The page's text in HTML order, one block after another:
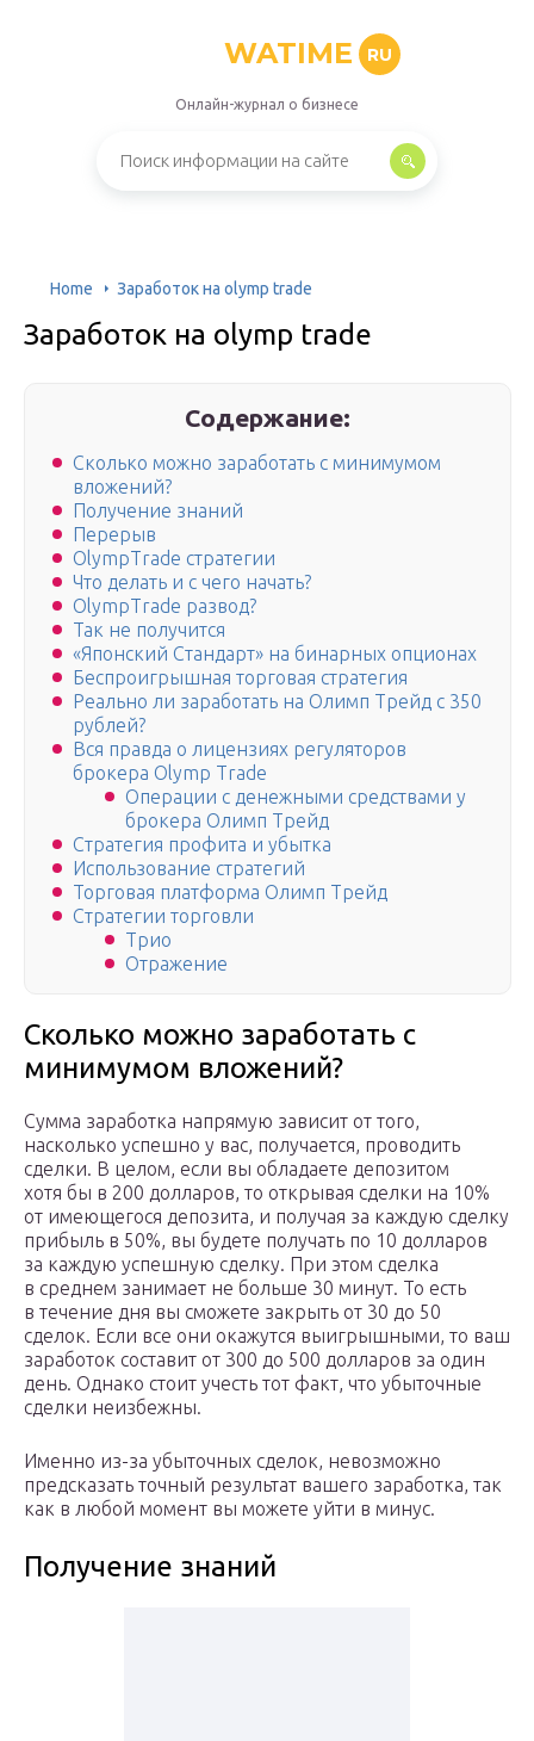
WATIME RU
Онлайн-журнал о бизнесе
Home Заработок на olymp trade
Заработок на olymp trade
Содержание:
Сколько можно заработать с минимумом
вложений?
Получение знаний
Перерыв
OlympTrade стратегии
Что делать и с чего начать?
OlympTrade развод?
Так не получится
«Японский Стандарт» на бинарных опционах
Беспроигрышная торговая стратегия
Реально ли заработать на Олимп Трейд с 350
рублей?
Вся правда о лицензиях регуляторов
брокера Olymp Trade
Операции с денежными средствами у
брокера Олимп Трейд
Стратегия профита и убытка
Использование стратегий
Торговая платформа Олимп Трейд
Стратегии торговли
Трио
Отражение
Сколько можно заработать с
минимумом вложений?
Сумма заработка напрямую зависит от того,
насколько успешно у вас, получается, проводить
сделки. В целом, если вы обладаете депозитом
хотя бы в 200 долларов, то открывая сделки на 10%
от имеющегося депозита, и получая за каждую сделку
прибыль в 50%, вы будете получать по 10 долларов
за каждую успешную сделку. При этом сделка
в среднем занимает не больше 30 минут. То есть
в течение дня вы сможете закрыть от 30 до 50
сделок. Если все они окажутся выигрышными, то ваш
заработок составит от 300 до 500 долларов за один
день. Однако стоит учесть тот факт, что убыточные
сделки неизбежны.
Именно из-за убыточных сделок, невозможно
предсказать точный результат вашего заработка, так
как в любой момент вы можете уйти в минус.
Получение знаний